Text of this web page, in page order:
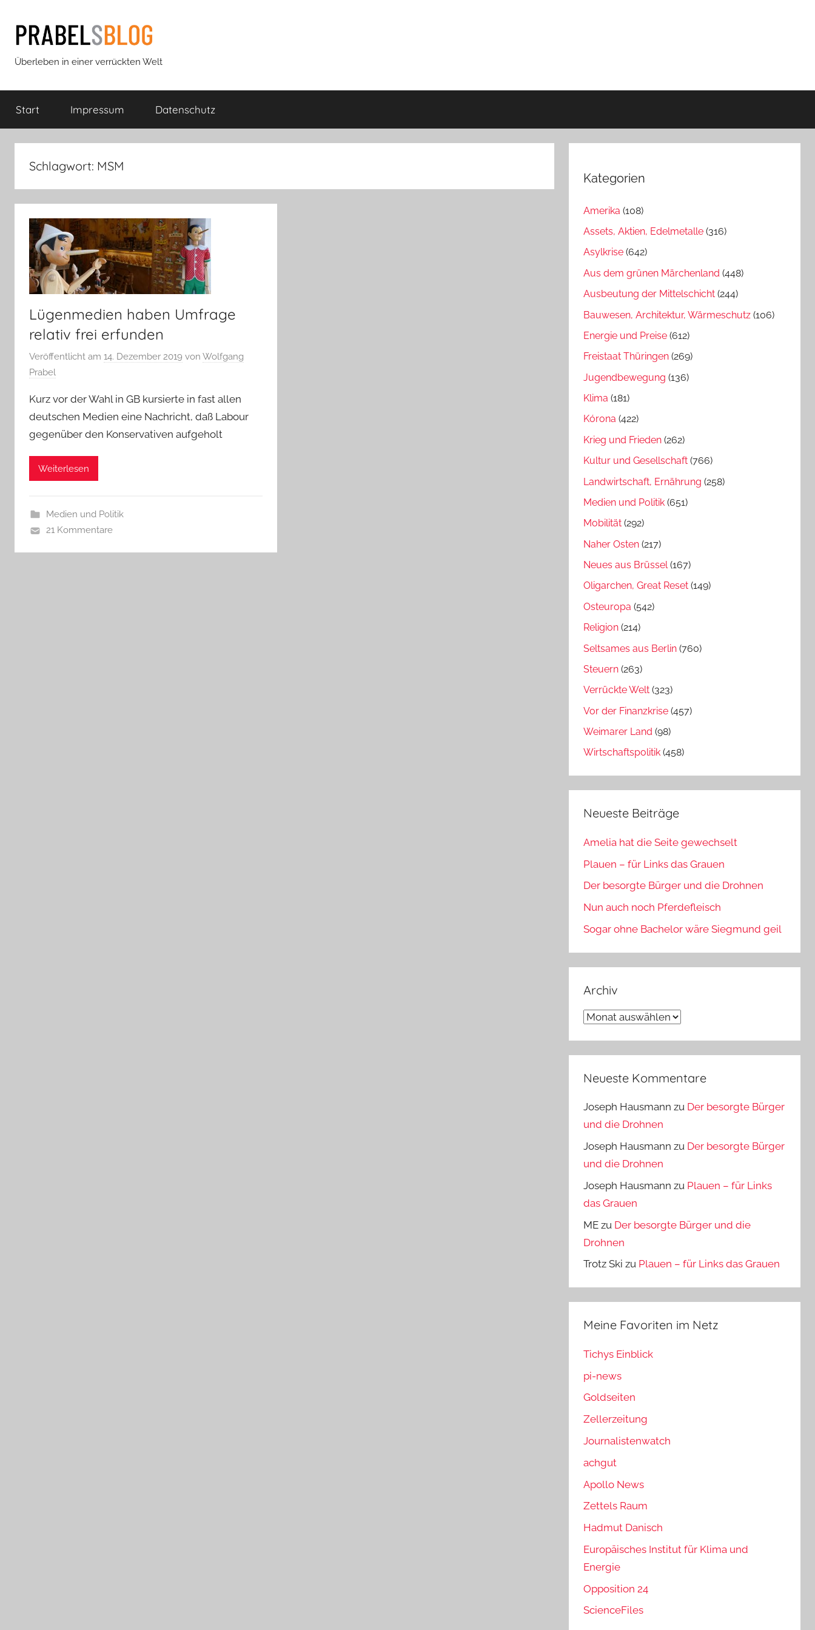
Inhalt
springen
Prabels
Blog
Überleben in einer verrückten Welt
Start Impressum Datenschutz
Schlagwort: MSM
Lügenmedien haben Umfrage
relativ frei erfunden
Veröffentlicht am 14. Dezember 2019 von Wolfgang
Prabel
Kurz vor der Wahl in GB kursierte in fast allen
deutschen Medien eine Nachricht, daß Labour
gegenüber den Konservativen aufgeholt
Weiterlesen
Medien und Politik
21 Kommentare
Kategorien
Amerika (108)
Assets, Aktien, Edelmetalle (316)
Asylkrise (642)
Aus dem grünen Märchenland (448)
Ausbeutung der Mittelschicht (244)
Bauwesen, Architektur, Wärmeschutz (106)
Energie und Preise (612)
Freistaat Thüringen (269)
Jugendbewegung (136)
Klima (181)
Kórona (422)
Krieg und Frieden (262)
Kultur und Gesellschaft (766)
Landwirtschaft, Ernährung (258)
Medien und Politik (651)
Mobilität (292)
Naher Osten (217)
Neues aus Brüssel(167)
Oligarchen, Great Reset (149)
Osteuropa (542)
Religion (214)
Seltsames aus Berlin (760)
Steuern (263)
Verrückte Welt (323)
Vor der Finanzkrise (457)
Weimarer Land (98)
Wirtschaftspolitik (458)
Neueste Beiträge
Amelia hat die Seite gewechselt
Plauen – für Links das Grauen
Der besorgte Bürger und die Drohnen
Nun auch noch Pferdefleisch
Sogar ohne Bachelor wäre Siegmund geil
Archiv
Archiv
Neueste Kommentare
Joseph Hausmann zu Der besorgte Bürger
und die Drohnen
Joseph Hausmann zu Der besorgte Bürger
und die Drohnen
Joseph Hausmann zu Plauen – für Links
das Grauen
ME zu Der besorgte Bürger und die
Drohnen
Trotz Ski zu Plauen – für Links das Grauen
Meine Favoriten im Netz
Tichys Einblick
pi-news
Goldseiten
Zellerzeitung
Journalistenwatch
achgut
Apollo News
Zettels Raum
Hadmut Danisch
Europäisches Institut für Klima und
Energie
Opposition 24
ScienceFiles